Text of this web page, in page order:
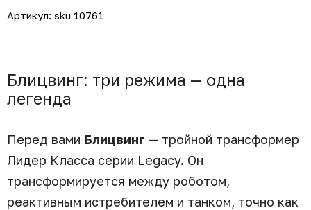
Артикул: sku 10761
Блицвинг: три режима — одна
легенда
Перед вами Блицвинг — тройной трансформер
Лидер Класса серии Legacy. Он
трансформируется между роботом,
реактивным истребителем и танком, точно как